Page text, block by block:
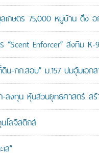
กษตร 75,000 หมู่บ้าน ดึง
Enforcer” ส่งทีม K-
กก.สอบ” ม.157 ปมอุ้มเอกส
ลงทุน หุ้นส่วนยุทธศาสตร์ สร้
โลจิสติกส์
ล”